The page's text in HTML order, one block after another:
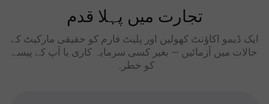
تجارت میں پہلا قدم
ایک ڈیمو اکاؤنٹ کھولیں اور پلیٹ فارم کو حقیقی مارکیٹ کے
حالات میں آزمائیں — بغیر کسی سرمایہ کاری یا آپ کے پیسے
کو خطرہ